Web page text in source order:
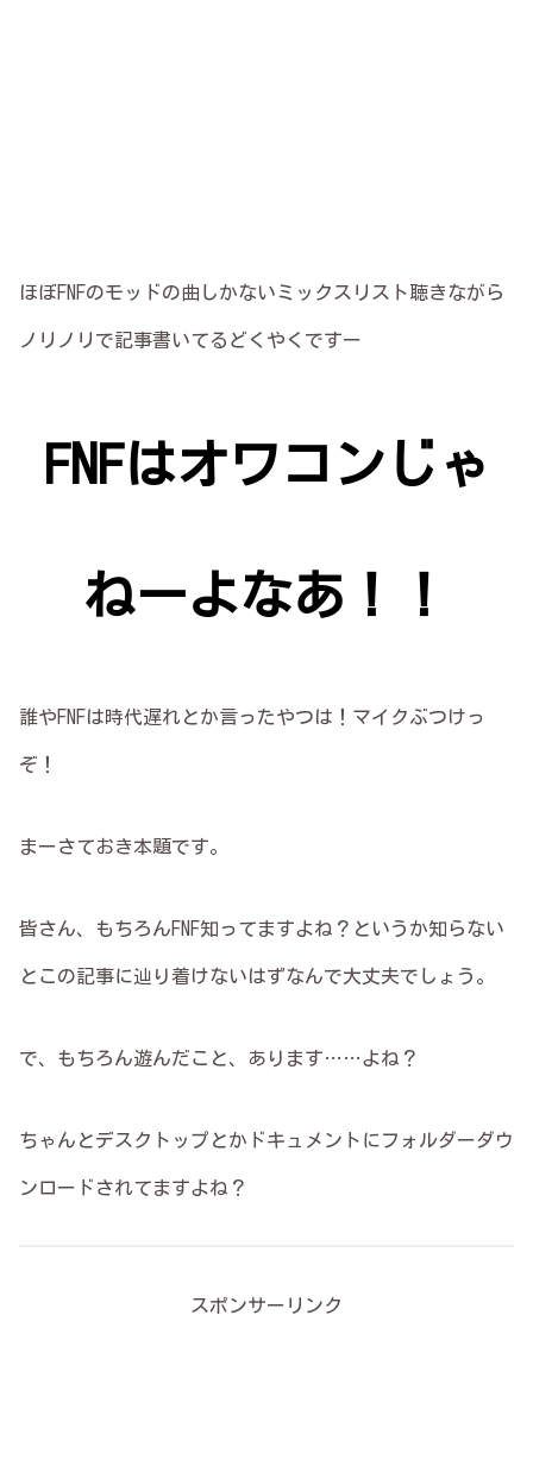
ほぼFNFのモッドの曲しかないミックスリスト聴きながら
ノリノリで記事書いてるどくやくですー
FNFはオワコンじゃ
ねーよなあ！！
誰やFNFは時代遅れとか言ったやつは！マイクぶつけっ
ぞ！
まーさておき本題です。
皆さん、もちろんFNF知ってますよね？というか知らない
とこの記事に辿り着けないはずなんで大丈夫でしょう。
で、もちろん遊んだこと、あります……よね？
ちゃんとデスクトップとかドキュメントにフォルダーダウ
ンロードされてますよね？
スポンサーリンク